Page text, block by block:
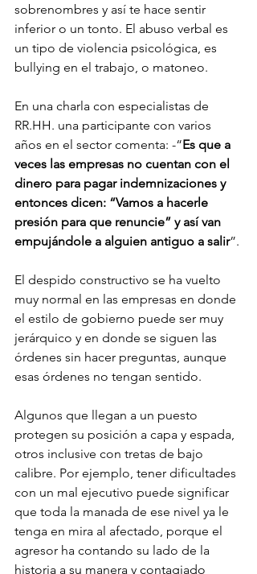
sobrenombres y así te hace sentir
inferior o un tonto. El abuso verbal es
un tipo de violencia psicológica, es
bullying en el trabajo, o matoneo.
En una charla con especialistas de
RR.HH. una participante con varios
años en el sector comenta: -“Es que a
veces las empresas no cuentan con el
dinero para pagar indemnizaciones y
entonces dicen: “Vamos a hacerle
presión para que renuncie” y así van
empujándole a alguien antiguo a salir”.
El despido constructivo se ha vuelto
muy normal en las empresas en donde
el estilo de gobierno puede ser muy
jerárquico y en donde se siguen las
órdenes sin hacer preguntas, aunque
esas órdenes no tengan sentido.
Algunos que llegan a un puesto
protegen su posición a capa y espada,
otros inclusive con tretas de bajo
calibre. Por ejemplo, tener dificultades
con un mal ejecutivo puede significar
que toda la manada de ese nivel ya le
tenga en mira al afectado, porque el
agresor ha contando su lado de la
historia a su manera y contagiado